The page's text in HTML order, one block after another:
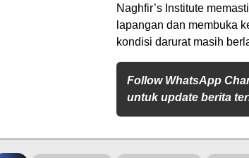
Naghfir’s Institute
lapangan dan membuka
kondisi darurat masih
Follow WhatsApp
untuk update berita